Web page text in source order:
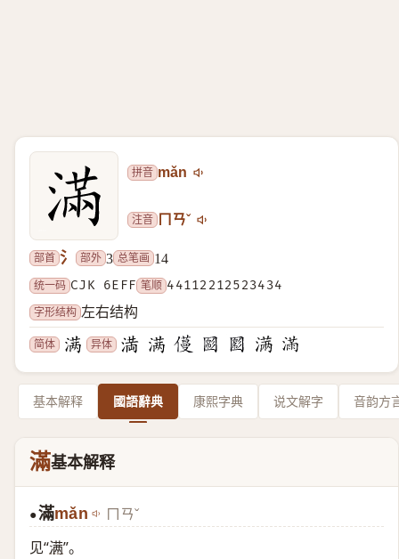
拼音 mǎn
注音 ㄇㄢˇ
部首 氵 部外 3 总笔画 14
统一码 CJK 6EFF 笔顺 44112212523434
字形结构 左右结构
简体 异体
基本解释 國語辭典 康熙字典 说文解字 音韵方
滿基本解释
●滿mǎn ㄇㄢˇ
见“满”。